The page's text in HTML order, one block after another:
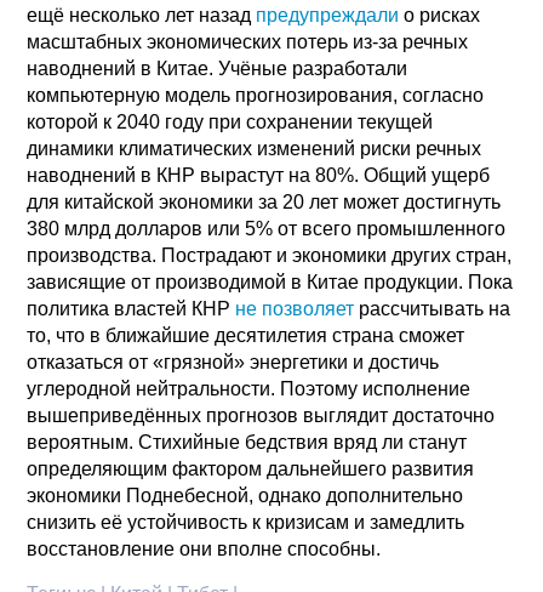
ещё несколько лет назад предупреждали о рисках
масштабных экономических потерь из-за речных
наводнений в Китае. Учёные разработали
компьютерную модель прогнозирования, согласно
которой к 2040 году при сохранении текущей
динамики климатических изменений риски речных
наводнений в КНР вырастут на 80%. Общий ущерб
для китайской экономики за 20 лет может достигнуть
380 млрд долларов или 5% от всего промышленного
производства. Пострадают и экономики других стран,
зависящие от производимой в Китае продукции. Пока
политика властей КНР не позволяет рассчитывать на
то, что в ближайшие десятилетия страна сможет
отказаться от «грязной» энергетики и достичь
углеродной нейтральности. Поэтому исполнение
вышеприведённых прогнозов выглядит достаточно
вероятным. Стихийные бедствия вряд ли станут
определяющим фактором дальнейшего развития
экономики Поднебесной, однако дополнительно
снизить её устойчивость к кризисам и замедлить
восстановление они вполне способны.